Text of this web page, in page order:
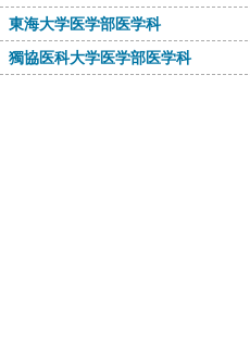
東海大学医学部医学科
獨協医科大学医学部医学科